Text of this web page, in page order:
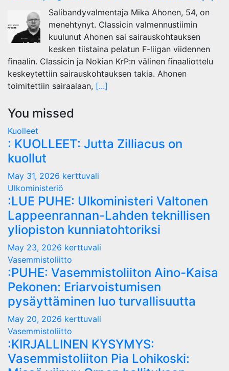
Salibandyvalmentaja Mika Ahonen, 54, on
menehtynyt. Classicin valmennustiimin
kuulunut Ahonen sai sairauskohtauksen
kesken tiistaina pelatun F-liigan viidennen
finaalin. Classicin ja Nokian KrP:n välinen finaaliottelu
keskeytettiin sairauskohtauksen takia. Ahonen
toimitettiin sairaalaan, [...]
You missed
Kuolleet
: KUOLLEET: Jutta Zilliacus on
kuollut
May 31, 2026 kerttuvali
Ulkoministeriö
:LUE PUHE: Ulkoministeri Valtonen
Lappeenrannan-Lahden teknillisen
yliopiston kunniatohtoriksi
May 23, 2026 kerttuvali
Vasemmistoliitto
:PUHE: Vasemmistoliiton Aino-Kaisa
Pekonen: Eriarvoistumisen
pysäyttäminen luo turvallisuutta
May 20, 2026 kerttuvali
Vasemmistoliitto
:KIRJALLINEN KYSYMYS:
Vasemmistoliiton Pia Lohikoski: